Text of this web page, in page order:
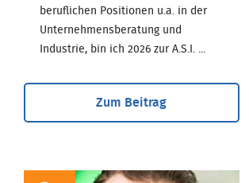
beruflichen Positionen u.a. in der
Unternehmensberatung und
Industrie, bin ich 2026 zur A.S.I. ...
Zum Beitrag